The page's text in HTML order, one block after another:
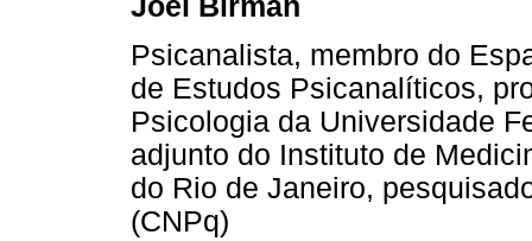
Psicanalista, membro do
de Estudos Psicanalíticos,
Psicologia da Universidade
adjunto do Instituto de
do Rio de Janeiro,
(CNPq)